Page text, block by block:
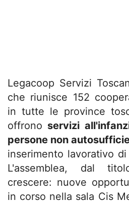
Legacoop Servizi
che riunisce 152
in tutte le province
offrono servizi
persone non
inserimento lavorativo
L'assemblea, dal
crescere: nuove
in corso nella sala Cis